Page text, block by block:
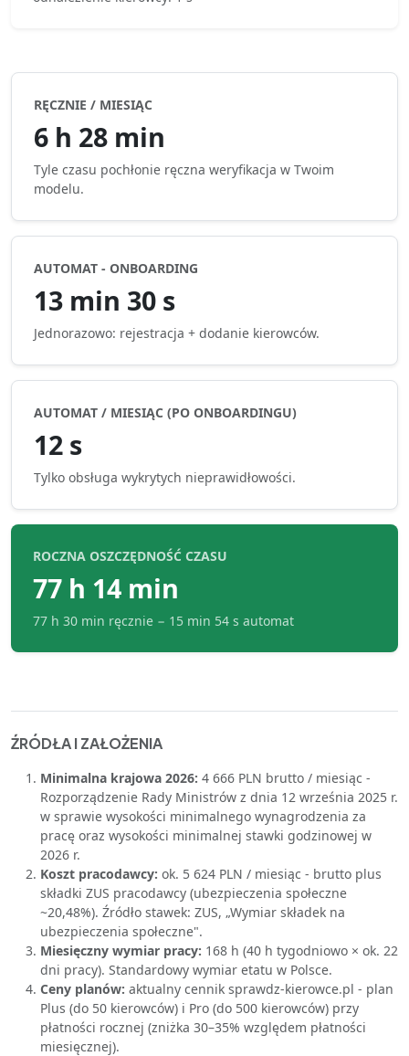
RĘCZNIE / MIESIĄC
6 h 28 min
Tyle czasu pochłonie ręczna weryfikacja w Twoim
modelu.
AUTOMAT - ONBOARDING
13 min 30 s
Jednorazowo: rejestracja + dodanie kierowców.
AUTOMAT / MIESIĄC (PO ONBOARDINGU)
12 s
Tylko obsługa wykrytych nieprawidłowości.
ROCZNA OSZCZĘDNOŚĆ CZASU
77 h 14 min
77 h 30 min ręcznie − 15 min 54 s automat
ŹRÓDŁA I ZAŁOŻENIA
Minimalna krajowa 2026: 4 666 PLN brutto / miesiąc -
Rozporządzenie Rady Ministrów z dnia 12 września 2025 r.
w sprawie wysokości minimalnego wynagrodzenia za
pracę oraz wysokości minimalnej stawki godzinowej w
2026 r.
Koszt pracodawcy: ok. 5 624 PLN / miesiąc - brutto plus
składki ZUS pracodawcy (ubezpieczenia społeczne
~20,48%). Źródło stawek: ZUS, „Wymiar składek na
ubezpieczenia społeczne".
Miesięczny wymiar pracy: 168 h (40 h tygodniowo × ok. 22
dni pracy). Standardowy wymiar etatu w Polsce.
Ceny planów: aktualny cennik sprawdz-kierowce.pl - plan
Plus (do 50 kierowców) i Pro (do 500 kierowców) przy
płatności rocznej (zniżka 30–35% względem płatności
miesięcznej).